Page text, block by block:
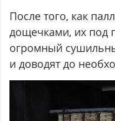
После того, как
дощечками, их под
огромный
и доводят до